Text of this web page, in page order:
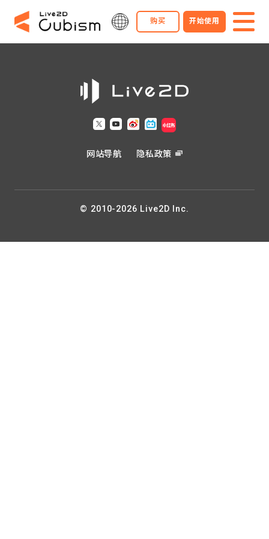
购买 开始使用
网站导航 隐私政策
© 2010-2026 Live2D Inc.